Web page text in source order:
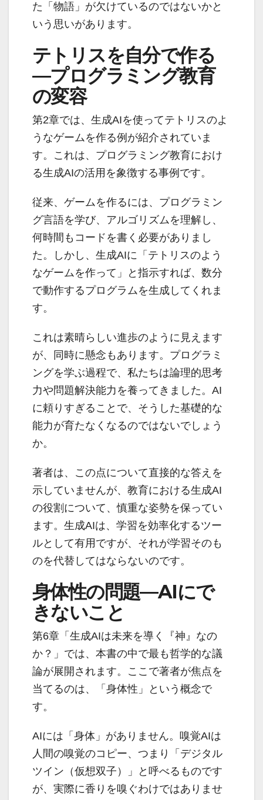
た「物語」が欠けているのではないかと
いう思いがあります。
テトリスを自分で作る
—プログラミング教育
の変容
第2章では、生成AIを使ってテトリスのよ
うなゲームを作る例が紹介されていま
す。これは、プログラミング教育におけ
る生成AIの活用を象徴する事例です。
従来、ゲームを作るには、プログラミン
グ言語を学び、アルゴリズムを理解し、
何時間もコードを書く必要がありまし
た。しかし、生成AIに「テトリスのよう
なゲームを作って」と指示すれば、数分
で動作するプログラムを生成してくれま
す。
これは素晴らしい進歩のように見えます
が、同時に懸念もあります。プログラミ
ングを学ぶ過程で、私たちは論理的思考
力や問題解決能力を養ってきました。AI
に頼りすぎることで、そうした基礎的な
能力が育たなくなるのではないでしょう
か。
著者は、この点について直接的な答えを
示していませんが、教育における生成AI
の役割について、慎重な姿勢を保ってい
ます。生成AIは、学習を効率化するツー
ルとして有用ですが、それが学習そのも
のを代替してはならないのです。
身体性の問題—AIにで
きないこと
第6章「生成AIは未来を導く『神』なの
か？」では、本書の中で最も哲学的な議
論が展開されます。ここで著者が焦点を
当てるのは、「身体性」という概念で
す。
AIには「身体」がありません。嗅覚AIは
人間の嗅覚のコピー、つまり「デジタル
ツイン（仮想双子）」と呼べるものです
が、実際に香りを嗅ぐわけではありませ